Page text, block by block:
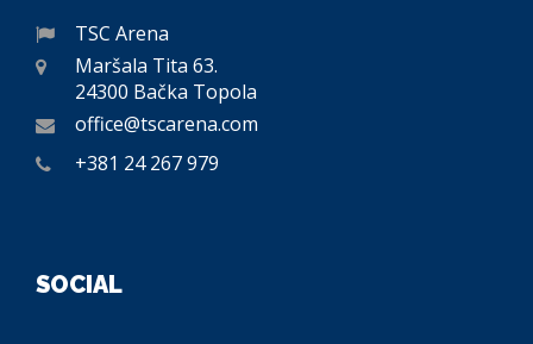
TSC Arena
Maršala Tita 63.
24300 Bačka Topola
office@tscarena.com
+381 24 267 979
SOCIAL